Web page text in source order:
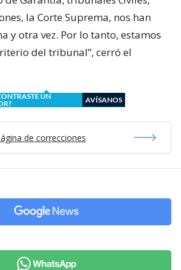
la Corte Suprema, nos han
y otra vez. Por lo tanto, estamos
del tribunal”, cerró el
UN
AVÍSANOS
de correcciones